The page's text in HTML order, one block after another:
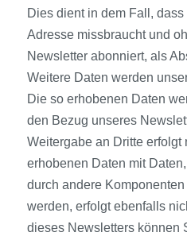
Dies dient in dem Fall,
Adresse missbraucht und
Newsletter abonniert, als
Weitere Daten werden
Die so erhobenen Daten
den Bezug unseres
Weitergabe an Dritte
erhobenen Daten mit
durch andere
werden, erfolgt ebenfalls
dieses Newsletters können